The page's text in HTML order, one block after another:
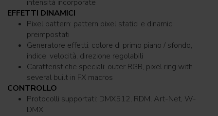
intensità incorporate
EFFETTI DINAMICI
Pixel pattern: pattern pixel statici e dinamici
preimpostati
Generatore effetti: colore di primo piano / sfondo,
indice, velocità, direzione regolabili
Caratteristiche speciali: outer RGB, pixel ring with
several built in FX macros
CONTROLLO
Protocolli supportati: DMX512, RDM, Art-Net, W-
DMX